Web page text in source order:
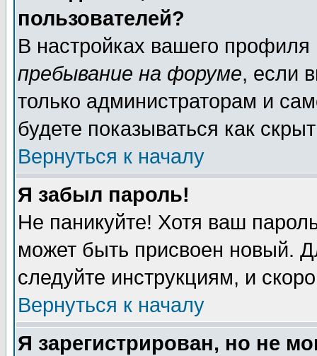
пользователей?
В настройках вашего
пребывание на форуме, если
только администраторам и
будете показываться как
Вернуться к началу
Я забыл пароль!
Не паникуйте! Хотя ваш
может быть присвоен новый.
следуйте инструкциям, и
Вернуться к началу
Я зарегистрирован, но не